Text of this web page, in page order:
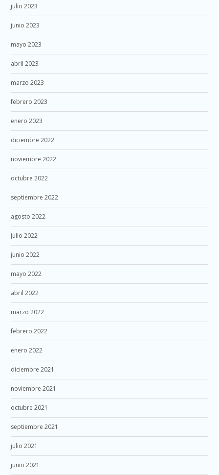
julio 2023
junio 2023
mayo 2023
abril 2023
marzo 2023
febrero 2023
enero 2023
diciembre 2022
noviembre 2022
octubre 2022
septiembre 2022
agosto 2022
julio 2022
junio 2022
mayo 2022
abril 2022
marzo 2022
febrero 2022
enero 2022
diciembre 2021
noviembre 2021
octubre 2021
septiembre 2021
julio 2021
junio 2021